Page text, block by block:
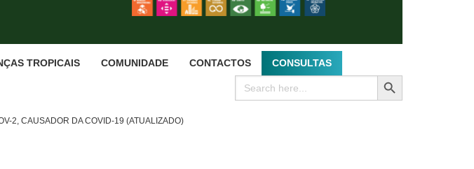
TROPICAIS COMUNIDADE CONTACTOS CONSULTAS
Search
for:
SEARCH BUTTON
2, CAUSADOR DA COVID-19 (ATUALIZADO)